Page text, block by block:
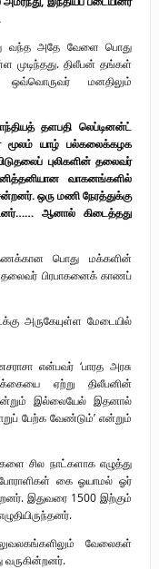
வந்த அதே வேளை பொது
முடிந்தது. திலீபன் தங்கள்
மனதிலும்
தளபதி லெப்டினன்ட்
மூலம் யாழ் பல்கலைக்கழக
புலிகளின் தலைவர்
வாகனங்களில்
ஒரு மணி நேரத்துக்கு
ஆனால் கிடைத்தது
பொது மக்களின்
பிரபாகனைக் காணப்
அருகேயுள்ள மேடையில்
என்பவர் ‘பாரத அரசு
ஏற்று திலீபனின்
இல்லையேல் இதனால்
பேற்க வேண்டும்’ என்றும்
சில நாட்களாக எழுத்து
கை ஓயாமல் ஓர்
இதுவரை 1500 இற்கும்
வேலைகள்